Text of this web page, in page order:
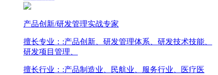
产品创新/研发管理实战专家
擅长专业： :产品创新、研发管理体系、研发技术技能、
研发项目管理、
擅长行业： :产品制造业、民航业、服务行业、医疗医